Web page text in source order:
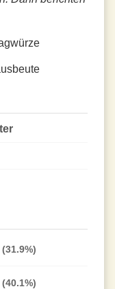
(31.9%)
(40.1%)